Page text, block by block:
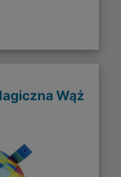
Wąż